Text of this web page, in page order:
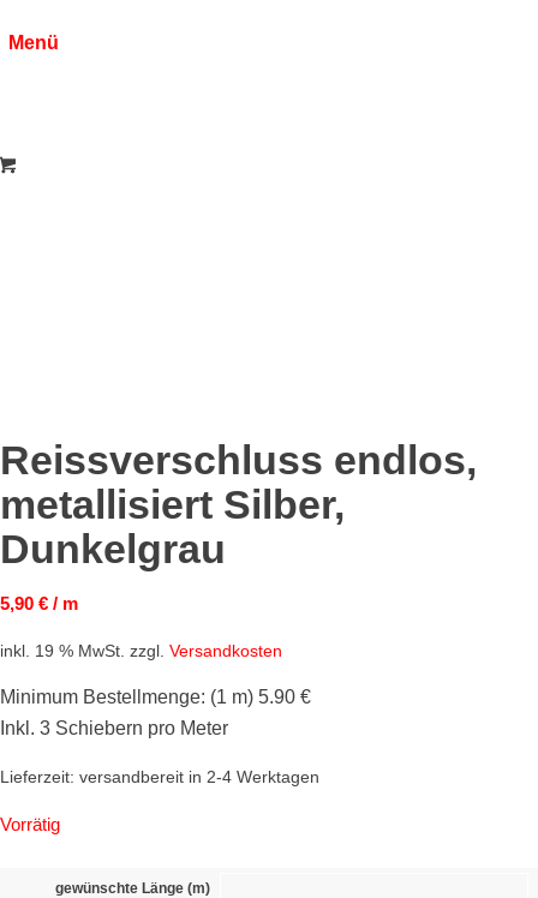
Menü
Reissverschluss endlos,
metallisiert Silber,
Dunkelgrau
5,90 € / m
inkl. 19 % MwSt. zzgl. Versandkosten
Minimum Bestellmenge: (1 m) 5.90 €
Inkl. 3 Schiebern pro Meter
Lieferzeit: versandbereit in 2-4 Werktagen
Vorrätig
gewünschte Länge (m)